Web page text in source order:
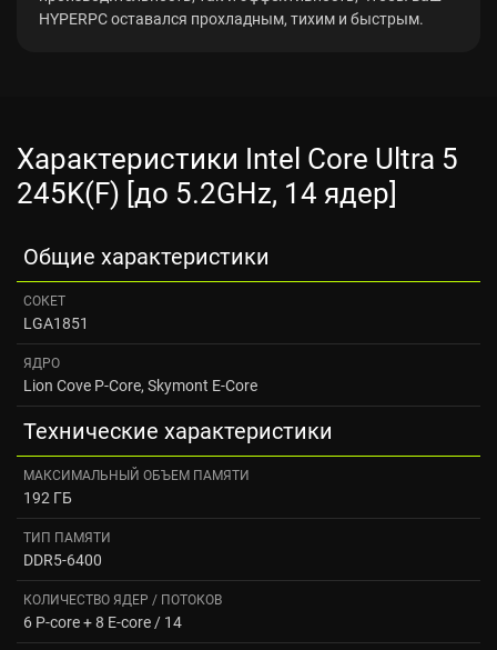
HYPERPC оставался прохладным, тихим и быстрым.
Характеристики Intel Core Ultra 5
245K(F) [до 5.2GHz, 14 ядер]
Общие характеристики
СОКЕТ
LGA1851
ЯДРО
Lion Cove P-Core, Skymont E-Core
Технические характеристики
МАКСИМАЛЬНЫЙ ОБЪЕМ ПАМЯТИ
192 ГБ
ТИП ПАМЯТИ
DDR5-6400
КОЛИЧЕСТВО ЯДЕР / ПОТОКОВ
6 P-core + 8 E-core / 14